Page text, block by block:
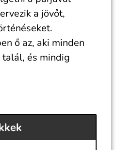
a jövőt,
ő az, aki minden
és mindig